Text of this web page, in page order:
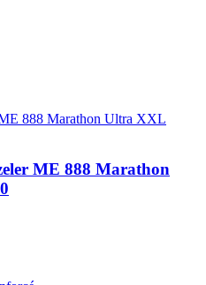
ME 888 Marathon